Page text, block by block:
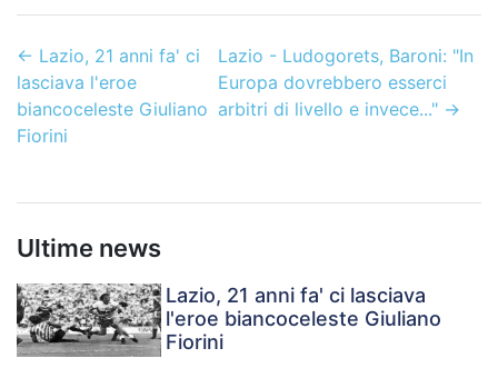
← Lazio, 21 anni fa' ci
lasciava l'eroe
biancoceleste Giuliano
Fiorini
Lazio - Ludogorets, Baroni: "In
Europa dovrebbero esserci
arbitri di livello e invece..."→
Ultime news
Lazio, 21 anni fa' ci lasciava
l'eroe biancoceleste Giuliano
Fiorini